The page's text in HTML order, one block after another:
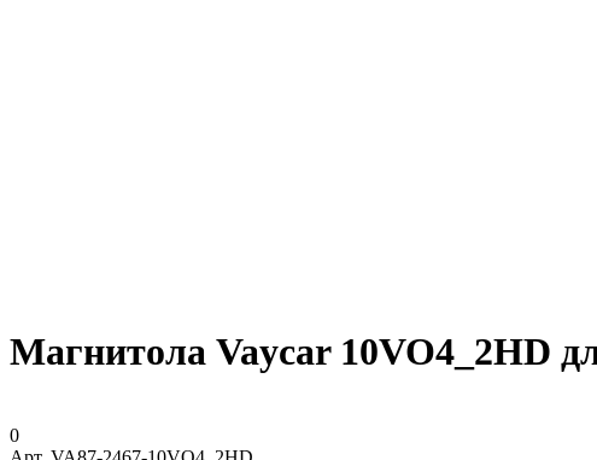
Магнитола Vaycar 10VO4_2HD
0